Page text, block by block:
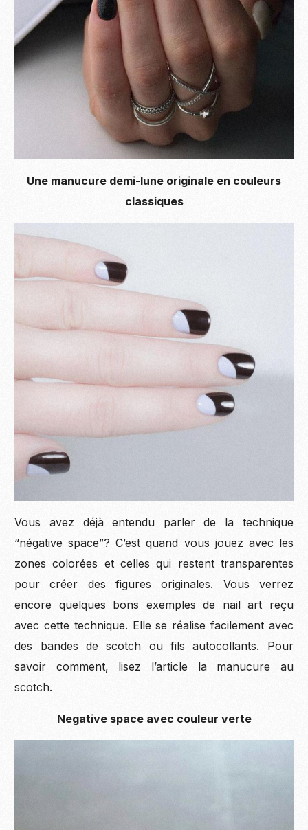
Une manucure demi-lune originale en couleurs
classiques
Vous avez déjà entendu parler de la technique
“négative space”? C’est quand vous jouez avec les
zones colorées et celles qui restent transparentes
pour créer des figures originales. Vous verrez
encore quelques bons exemples de nail art reçu
avec cette technique. Elle se réalise facilement avec
des bandes de scotch ou fils autocollants. Pour
savoir comment, lisez l’article la manucure au
scotch.
Negative space avec couleur verte